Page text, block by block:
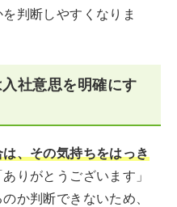
判断しやすくなりま
社意思を明確にす
、その気持ちをはっき
りがとうございます」
か判断できないため、